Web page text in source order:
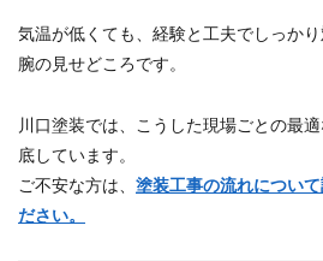
気温が低くても、経験と工夫でしっか
腕の見せどころです。
川口塗装では、こうした現場ごとの最
底しています。
ご不安な方は、 塗装工事の流れについ
ださい。